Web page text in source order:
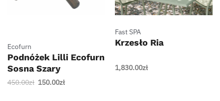
Ecofurn
Podnóżek Lilli Ecofurn
Sosna Szary
450.00zł Pierwotna
150.00złAktualna
Fast SPA
Krzesło Ria
1,830.00zł